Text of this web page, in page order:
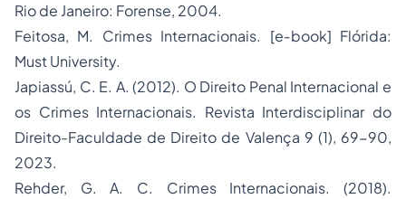
Rio de Janeiro: Forense, 2004.
Feitosa, M. Crimes Internacionais. [e‐book] Flórida:
Must University.
Japiassú, C. E. A. (2012). O Direito Penal Internacional e
os Crimes Internacionais. Revista Interdisciplinar do
Direito-Faculdade de Direito de Valença 9 (1), 69-90,
2023.
Rehder, G. A. C. Crimes Internacionais. (2018).